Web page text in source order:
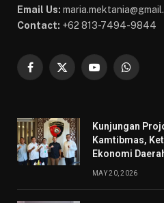
Email Us:
Contact: +62 813-7494-9844
Facebook
X
YouTube
Kunjungan
Kamtibmas,
Ekonomi
MAY 20, 2026